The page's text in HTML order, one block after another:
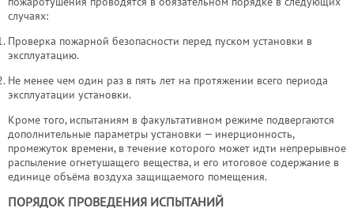
случаях:
Проверка пожарной безопасности перед пуском установки в
эксплуатацию.
Не менее чем один раз в пять лет на протяжении всего периода
эксплуатации установки.
Кроме того, испытаниям в факультативном режиме подвергаются
дополнительные параметры установки — инерционность,
промежуток времени, в течение которого может идти непрерывное
распыление огнетушащего вещества, и его итоговое содержание в
единице объёма воздуха защищаемого помещения.
ПОРЯДОК ПРОВЕДЕНИЯ ИСПЫТАНИЙ